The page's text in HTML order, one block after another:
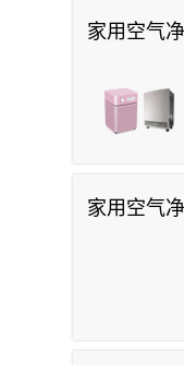
家用空气
家用空气